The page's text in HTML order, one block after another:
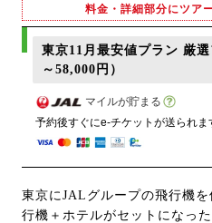
料金・詳細部分にツア
東京11月最安値プラン 厳
～58,000円）
マイルが貯まる
予約後すぐにe-チケットが送られま
東京にJALグループの飛行機
行機＋ホテルがセットになっ